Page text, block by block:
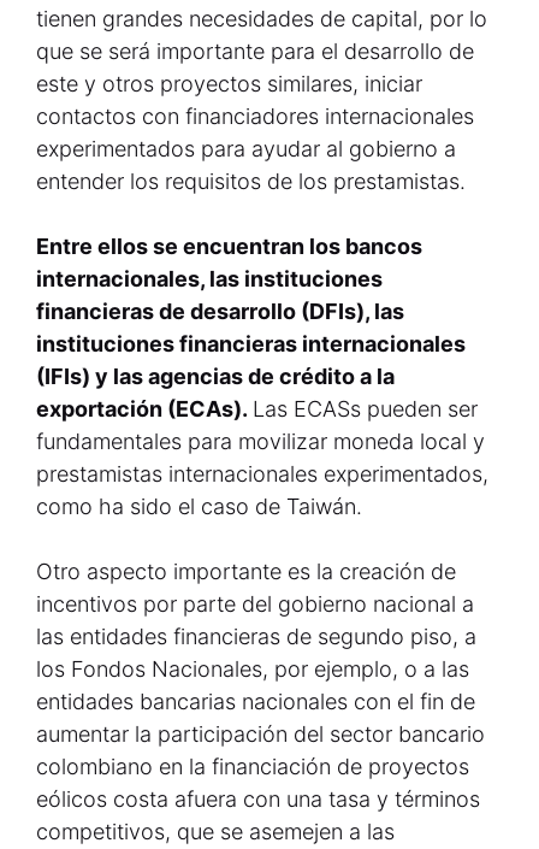
tienen grandes necesidades de capital, por lo
que se será importante para el desarrollo de
este y otros proyectos similares, iniciar
contactos con financiadores internacionales
experimentados para ayudar al gobierno a
entender los requisitos de los prestamistas.
Entre ellos se encuentran los bancos
internacionales, las instituciones
financieras de desarrollo (DFIs), las
instituciones financieras internacionales
(IFIs) y las agencias de crédito a la
exportación (ECAs). Las ECASs pueden ser
fundamentales para movilizar moneda local y
prestamistas internacionales experimentados,
como ha sido el caso de Taiwán.
Otro aspecto importante es la creación de
incentivos por parte del gobierno nacional a
las entidades financieras de segundo piso, a
los Fondos Nacionales, por ejemplo, o a las
entidades bancarias nacionales con el fin de
aumentar la participación del sector bancario
colombiano en la financiación de proyectos
eólicos costa afuera con una tasa y términos
competitivos, que se asemejen a las